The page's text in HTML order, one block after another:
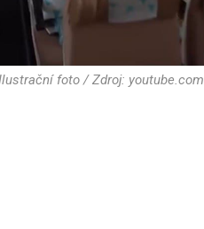
foto / Zdroj: youtube.com